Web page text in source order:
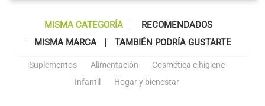
MISMA CATEGORÍA
RECOMENDADOS
MISMA MARCA
TAMBIÉN PODRÍA GUSTARTE
Suplementos Alimentación
Cosmética e higiene
Infantil
Hogar y bienestar